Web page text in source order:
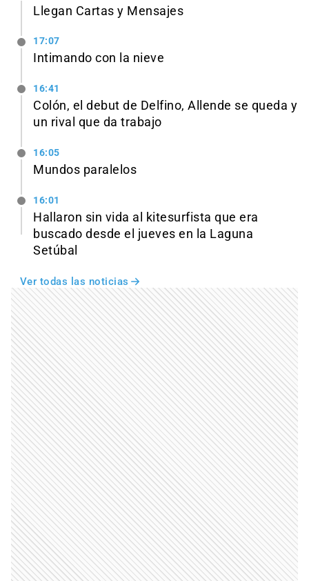
Llegan Cartas y Mensajes
17:07
Intimando con la nieve
16:41
Colón, el debut de Delfino, Allende se queda y
un rival que da trabajo
16:05
Mundos paralelos
16:01
Hallaron sin vida al kitesurfista que era
buscado desde el jueves en la Laguna
Setúbal
Ver todas las noticias